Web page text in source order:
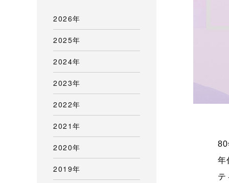
年
テ
2026年
2025年
2024年
2023年
2022年
2021年
2020年
2019年